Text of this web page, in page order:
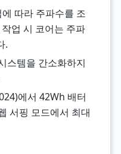
따라 주파수를 조
업 시 코어는 주파
.
스템을 간소화하지
에서 42Wh 배터
서핑 모드에서 최대